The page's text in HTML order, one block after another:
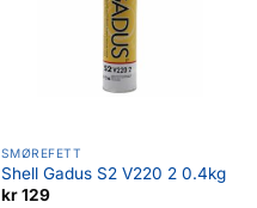
SMØREFETT
Shell Gadus S2 V220 2 0.4kg
kr129